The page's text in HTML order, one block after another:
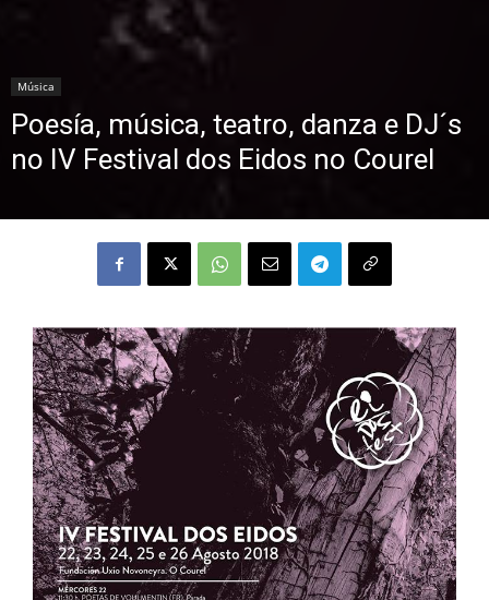
Música
Poesía, música, teatro, danza e DJ´s
no IV Festival dos Eidos no Courel